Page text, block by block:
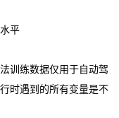
平
训练数据仅用于自动驾
时遇到的所有变量是不